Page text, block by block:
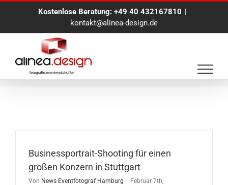
Kostenlose Beratung: +49 40 432167810 |
kontakt@alinea-design.de
Businessportraitshooting
Businessportrait-Shooting für einen
großen Konzern in Stuttgart
Von News Eventfotograf Hamburg
Februar 7th,